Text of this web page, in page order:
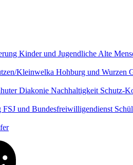
Kinder und Jugendliche Alte
Kleinwelka Hohburg und Wurzen
Diakonie Nachhaltigkeit Schutz-
FSJ und Bundesfreiwilligendienst